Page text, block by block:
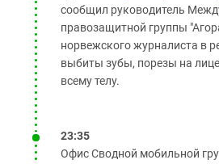
сообщил руководитель
правозащитной группы
норвежского журналиста в
выбиты зубы, порезы на
всему телу.
23:35
Офис Сводной мобильной